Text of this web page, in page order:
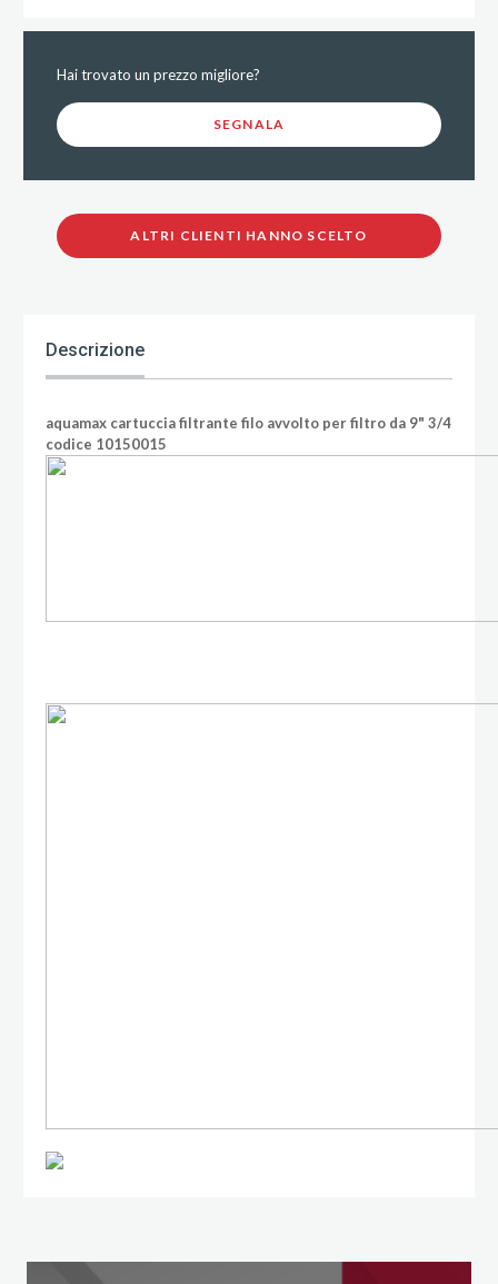
Hai trovato un prezzo migliore?
SEGNALA
ALTRI CLIENTI HANNO SCELTO
Descrizione
aquamax cartuccia filtrante filo avvolto per filtro da 9" 3/4
codice 10150015